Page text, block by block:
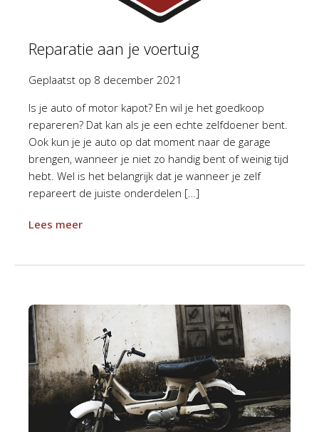
Reparatie aan je voertuig
Geplaatst op 8 december 2021
Is je auto of motor kapot? En wil je het goedkoop
repareren? Dat kan als je een echte zelfdoener bent.
Ook kun je je auto op dat moment naar de garage
brengen, wanneer je niet zo handig bent of weinig tijd
hebt. Wel is het belangrijk dat je wanneer je zelf
repareert de juiste onderdelen […]
Lees meer